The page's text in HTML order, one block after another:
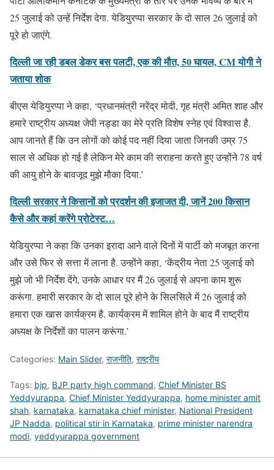
25 जुलाई को उन्हें निर्देश देगा. येडियुरप्‍पा सरकार के दो साल 26 जुलाई को
पूरे हो जाएंगे.
दिल्ली जा रही डबल डेकर बस पलटी, एक की मौत, 50 घायल, CM योगी ने
जताया शोक
बीएस येडियुरप्‍पा ने कहा, ‘प्रधानमंत्री नरेंद्र मोदी, गृह मंत्री अमित शाह और
हमारे राष्ट्रीय अध्यक्ष जेपी नड्डा का मेरे प्रति विशेष स्नेह एवं विश्वास है.
आप जानते हैं कि उन लोगों को कोई पद नहीं दिया जाता जिनकी उम्र 75
साल से अधिक हो गई है लेकिन मेरे काम की सराहना करते हुए उन्होंने 78 वर्ष
की आयु होने के बावजूद मुझे मौका दिया.’
दिल्ली सरकार ने किसानों को प्रदर्शन की इजाजत दी, जानें 200 किसान
कैसे और कहां करेंगे प्रोटेस्ट…
येडियुरप्‍पा ने कहा कि उनका इरादा आने वाले दिनों में पार्टी को मजबूत करना
और उसे फिर से सत्ता में लाना है. उन्होंने कहा, ‘केंद्रीय नेता 25 जुलाई को
मुझे जो भी निर्देश देंगे, उनके आधार पर मैं 26 जुलाई से अपना काम शुरू
करूंगा. हमारी सरकार के दो साल पूरे होने के सिलसिले में 26 जुलाई को
हमारा एक खास कार्यक्रम है. कार्यक्रम में शामिल होने के बाद मैं राष्ट्रीय
अध्यक्ष के निर्देशों का पालन करूंगा.’
Categories: Main Slider, राजनीति, राष्ट्रीय
Tags: bjp, BJP party high command, Chief Minister BS
Yeddyurappa, Chief Minister Yeddyurappa, home minister amit
shah, karnataka, karnataka chief minister, National President
JP Nadda, political stir in Karnataka, prime minister narendra
modi, yeddyurappa government